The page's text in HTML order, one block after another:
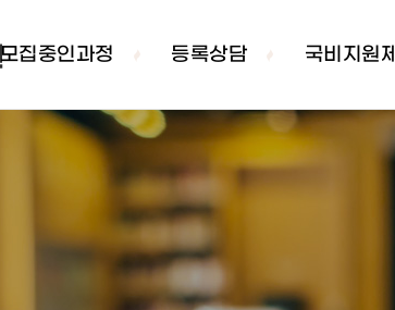
모집중인과정 등록상담 국비지원